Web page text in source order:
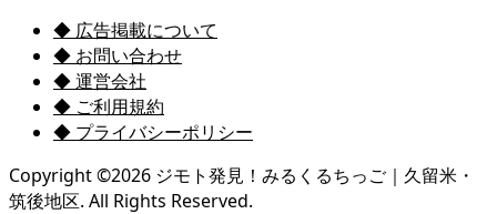
◆ 広告掲載について
◆ お問い合わせ
◆ 運営会社
◆ ご利用規約
◆ プライバシーポリシー
Copyright ©2026 ジモト発見！みるくるちっご｜久留米・
筑後地区. All Rights Reserved.